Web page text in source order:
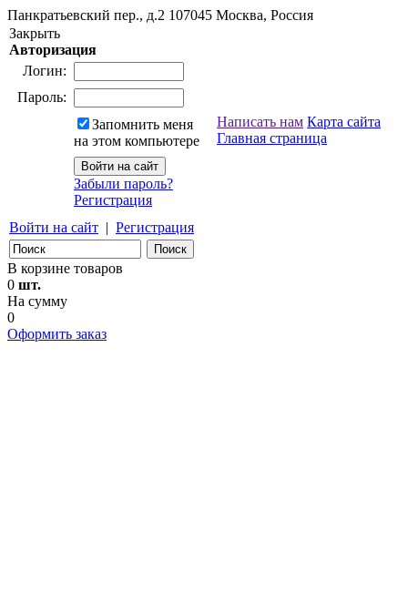
Панкратьевский пер., д.2 107045 Москва, Россия
Закрыть
Авторизация
Логин:
Пароль:
Запомнить меня
на этом компьютере
Забыли пароль?
Регистрация
Войти на сайт | Регистрация
Написать нам Карта сайта
Главная страница
В корзине товаров
0 шт.
На сумму
0
Оформить заказ